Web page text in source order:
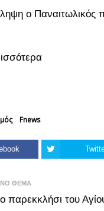
ο Παναιτωλικός
Fnews
ΘΈΜΑ
παρεκκλήσι του